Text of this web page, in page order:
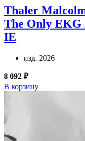
Thaler
The Only EKG
IE
изд. 2026
8 092 ₽
В корзину